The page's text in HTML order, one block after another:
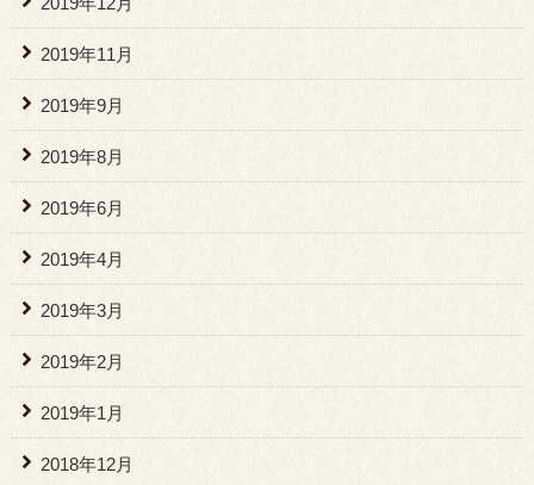
2019年11月
2019年9月
2019年8月
2019年6月
2019年4月
2019年3月
2019年2月
2019年1月
2018年12月